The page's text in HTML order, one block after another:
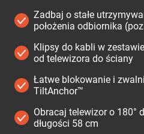
Zadbaj o stałe
położenia odbiornika
Klipsy do kabli w
od telewizora do ściany
Łatwe blokowanie i
TiltAnchor™
Obracaj telewizor o 180°
długości 58 cm